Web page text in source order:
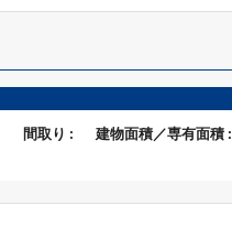
間取り : 建物面積／専有面積 :